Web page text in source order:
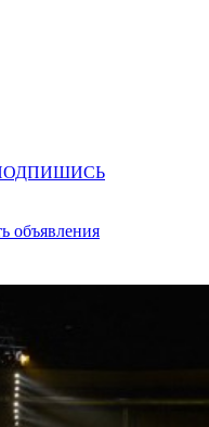
объявления